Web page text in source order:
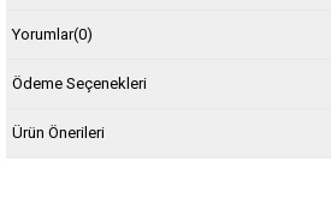
Yorumlar(0)
Ödeme Seçenekleri
Ürün Önerileri